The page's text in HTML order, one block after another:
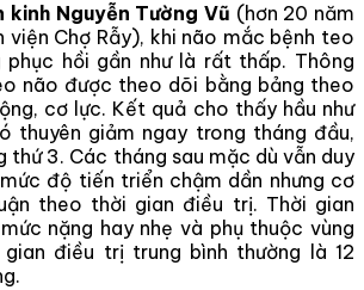
kinh Nguyễn Tường Vũ (hơn 20 năm
viện Chợ Rẫy), khi não mắc bệnh teo
phục hồi gần như là rất thấp. Thông
não được theo dõi bằng bảng theo
cơ lực. Kết quả cho thấy hầu như
thuyên giảm ngay trong tháng đầu,
thứ 3. Các tháng sau mặc dù vẫn duy
độ tiến triển chậm dần nhưng cơ
theo thời gian điều trị. Thời gian
nặng hay nhẹ và phụ thuộc vùng
điều trị trung bình thường là 12